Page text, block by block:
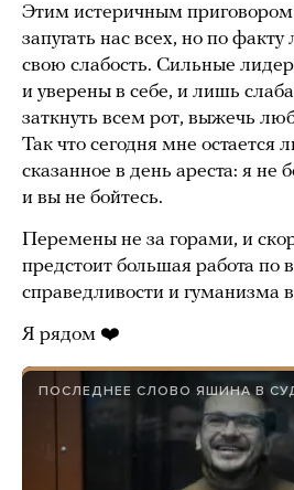
Этим истеричным приговором
запугать нас всех, но по
свою слабость. Сильные
и уверены в себе, и лишь
заткнуть всем рот, выжечь
Так что сегодня мне остается
сказанное в день ареста: я не
и вы не бойтесь.
Перемены не за горами, и
предстоит большая работа по
справедливости и гуманизма
Я рядом ❤️
ПОСЛЕДНЕЕ СЛОВО ЯШИНА В